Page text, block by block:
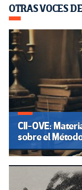
OTRAS VOCES
CII-OVE:
sobre el